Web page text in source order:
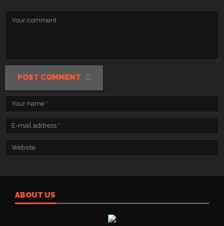
POST COMMENT
ABOUT US